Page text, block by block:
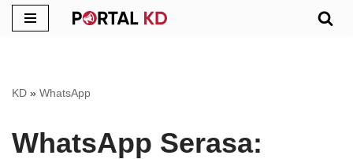
conteúdo
KD » WhatsApp
WhatsApp Serasa: